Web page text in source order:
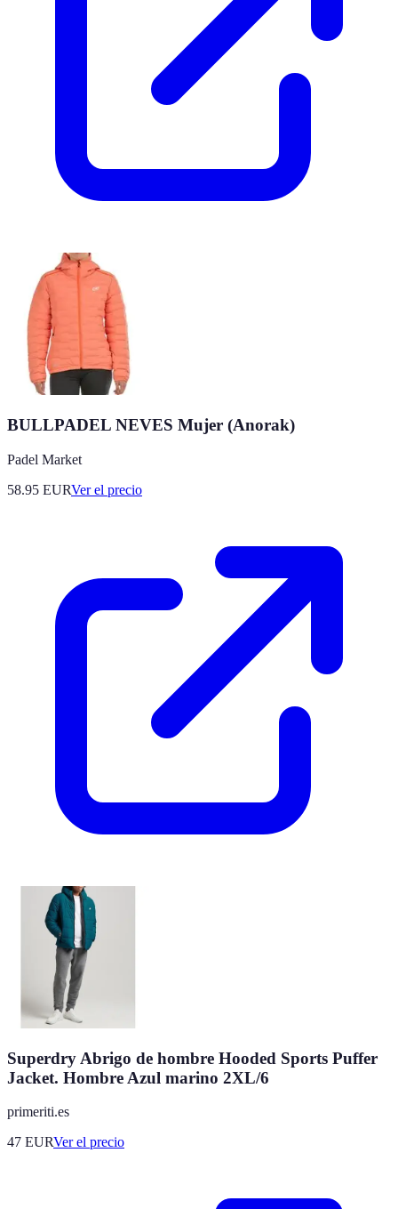
BULLPADEL NEVES Mujer (Anorak)
Padel Market
58.95 EURVer el precio
Superdry Abrigo de hombre Hooded Sports Puffer
Jacket. Hombre Azul marino 2XL/6
primeriti.es
47 EURVer el precio